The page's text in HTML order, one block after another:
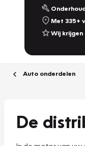
Met 335+
Wij krijgen
Auto onderdelen
De